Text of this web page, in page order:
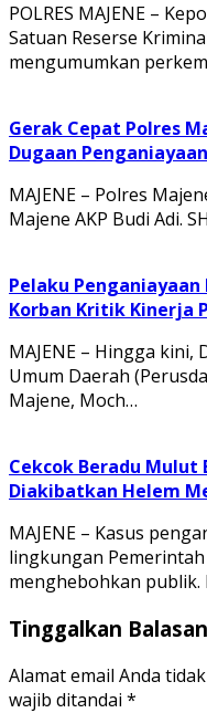
POLRES MAJENE –
Satuan Reserse
mengumumkan
Gerak Cepat Polres
Dugaan
MAJENE – Polres
Majene AKP Budi Adi.
Pelaku
Korban Kritik Kinerja
MAJENE – Hingga
Umum Daerah
Majene, Moch…
Cekcok Beradu Mulut
Diakibatkan Helem
MAJENE – Kasus
lingkungan
menghebohkan publik.
Tinggalkan Balasan
Alamat email Anda
wajib ditandai *